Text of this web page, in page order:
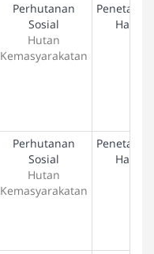
Perhutanan
Sosial
Hutan
Kemasyarakatan
Penetapan
Hak
Perhutanan
Sosial
Hutan
Kemasyarakatan
Penetapan
Hak